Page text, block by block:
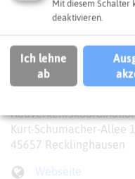
Adresse:
Kurt-Schumacher-Allee 1
45657 Recklinghausen
Webseite
Mit diesem Schalter
deaktivieren.
Ich lehne
ab